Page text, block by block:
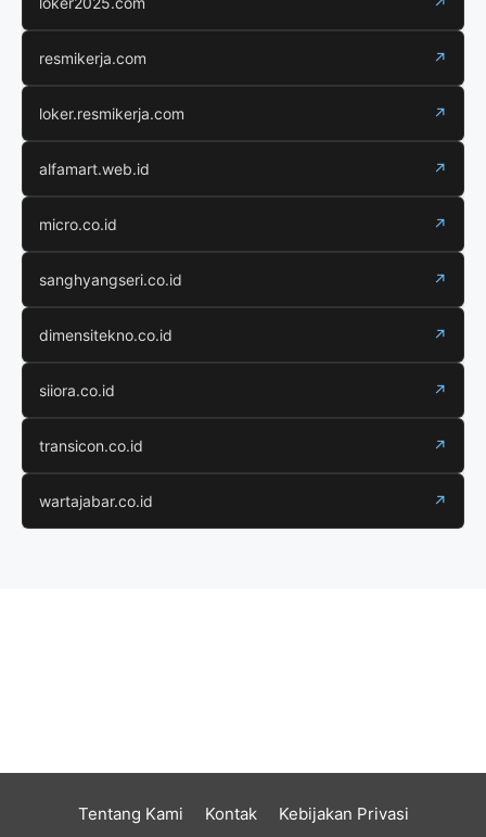
resmikerja.com ↗
loker.resmikerja.com ↗
alfamart.web.id ↗
micro.co.id ↗
sanghyangseri.co.id ↗
dimensitekno.co.id ↗
siiora.co.id ↗
transicon.co.id ↗
wartajabar.co.id ↗
Tentang Kami Kontak Kebijakan Privasi